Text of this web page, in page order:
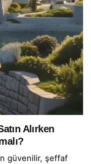
Alırken
güvenilir, şeffaf